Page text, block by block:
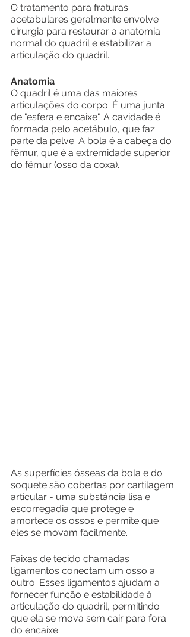
O tratamento para fraturas
acetabulares geralmente envolve
cirurgia para restaurar a anatomia
normal do quadril e estabilizar a
articulação do quadril.
Anatomia
O quadril é uma das maiores
articulações do corpo. É uma junta
de "esfera e encaixe". A cavidade é
formada pelo acetábulo, que faz
parte da pelve. A bola é a cabeça do
fêmur, que é a extremidade superior
do fêmur (osso da coxa).
As superfícies ósseas da bola e do
soquete são cobertas por cartilagem
articular - uma substância lisa e
escorregadia que protege e
amortece os ossos e permite que
eles se movam facilmente.
Faixas de tecido chamadas
ligamentos conectam um osso a
outro. Esses ligamentos ajudam a
fornecer função e estabilidade à
articulação do quadril, permitindo
que ela se mova sem cair para fora
do encaixe.